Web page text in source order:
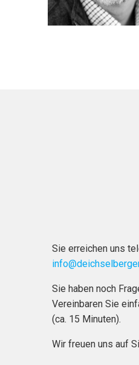
Sie erreichen uns
Sie haben noch
Vereinbaren Sie
(ca. 15 Minuten).
Wir freuen uns auf